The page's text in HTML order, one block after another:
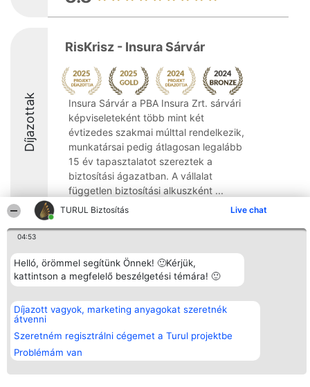
TURUL Biztosítás Live chat
04:53
Helló, örömmel segítünk Önnek! 🙂Kérjük,
kattintson a megfelelő beszélgetési témára! 🙂
Díjazott vagyok, marketing anyagokat szeretnék
átvenni
Szeretném regisztrálni cégemet a Turul projektbe
Problémám van
Díjazottak
RisKrisz - Insura Sárvár
Insura Sárvár a PBA Insura Zrt. sárvári
képviseleteként több mint két
évtizedes szakmai múlttal rendelkezik,
munkatársai pedig átlagosan legalább
15 év tapasztalatot szereztek a
biztosítási ágazatban. A vállalat
független biztosítási alkuszként ...
9.9
Rangsorszervező
SC Beautiful Company S.R.L.
Bulevardul Aleea Timișul De
4, Ap. 13
Bukarest 53-238
tel: +363 033 425 71
Népszavazás
Nyertesek
Az összes
listája
Szabályok
Polityka
Elérhetőség